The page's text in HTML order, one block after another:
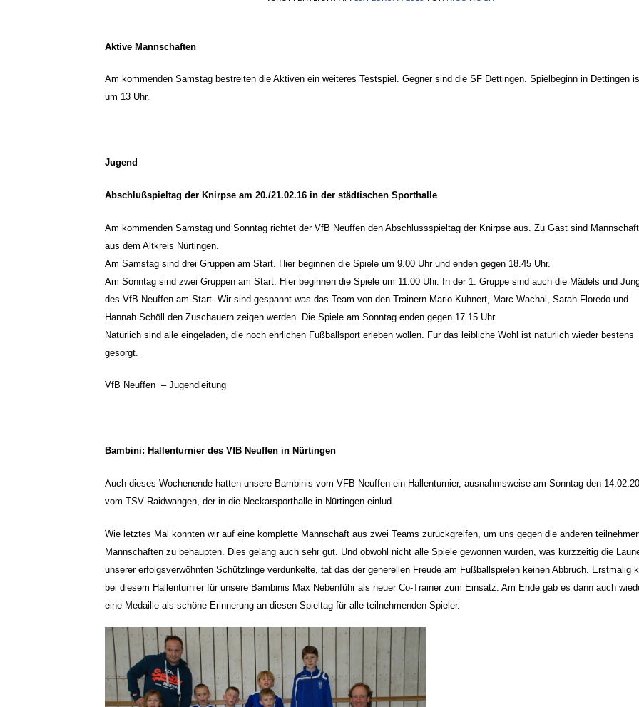
Aktive Mannschaften
Am kommenden Samstag bestreiten die Aktiven ein weiteres Testspiel. Gegner sind die SF Dettingen. Spielbeginn in Dettingen
um 13 Uhr.
Jugend
Abschlußspieltag der Knirpse am 20./21.02.16 in der städtischen Sporthalle
Am kommenden Samstag und Sonntag richtet der VfB Neuffen den Abschlussspieltag der Knirpse aus. Zu Gast sind
aus dem Altkreis Nürtingen.
Am Samstag sind drei Gruppen am Start. Hier beginnen die Spiele um 9.00 Uhr und enden gegen 18.45 Uhr.
Am Sonntag sind zwei Gruppen am Start. Hier beginnen die Spiele um 11.00 Uhr. In der 1. Gruppe sind auch die Mädels und
des VfB Neuffen am Start. Wir sind gespannt was das Team von den Trainern Mario Kuhnert, Marc Wachal, Sarah Floredo und
Hannah Schöll den Zuschauern zeigen werden. Die Spiele am Sonntag enden gegen 17.15 Uhr.
Natürlich sind alle eingeladen, die noch ehrlichen Fußballsport erleben wollen. Für das leibliche Wohl ist natürlich wieder bestens
gesorgt.
VfB Neuffen – Jugendleitung
Bambini: Hallenturnier des VfB Neuffen in Nürtingen
Auch dieses Wochenende hatten unsere Bambinis vom VFB Neuffen ein Hallenturnier, ausnahmsweise am Sonntag den
vom TSV Raidwangen, der in die Neckarsporthalle in Nürtingen einlud.
Wie letztes Mal konnten wir auf eine komplette Mannschaft aus zwei Teams zurückgreifen, um uns gegen die anderen
Mannschaften zu behaupten. Dies gelang auch sehr gut. Und obwohl nicht alle Spiele gewonnen wurden, was kurzzeitig die
unserer erfolgsverwöhnten Schützlinge verdunkelte, tat das der generellen Freude am Fußballspielen keinen Abbruch. Erstmalig
bei diesem Hallenturnier für unsere Bambinis Max Nebenführ als neuer Co-Trainer zum Einsatz. Am Ende gab es dann auch
eine Medaille als schöne Erinnerung an diesen Spieltag für alle teilnehmenden Spieler.